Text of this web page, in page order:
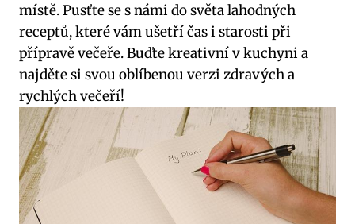
místě. Pusťte se s námi do světa lahodných
receptů, které vám⁢ ušetří⁢ čas i starosti při
přípravě večeře. Buďte kreativní v kuchyni ⁤a
najděte si svou oblíbenou verzi zdravých a
rychlých večeří!